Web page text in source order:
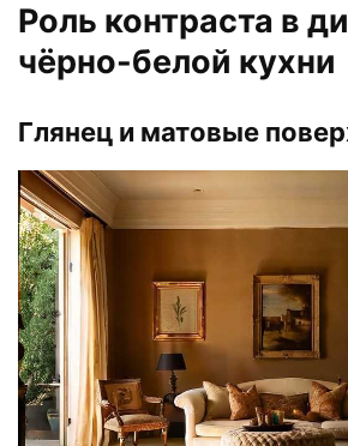
Роль контраста в
чёрно-белой кухни
Глянец и матовые